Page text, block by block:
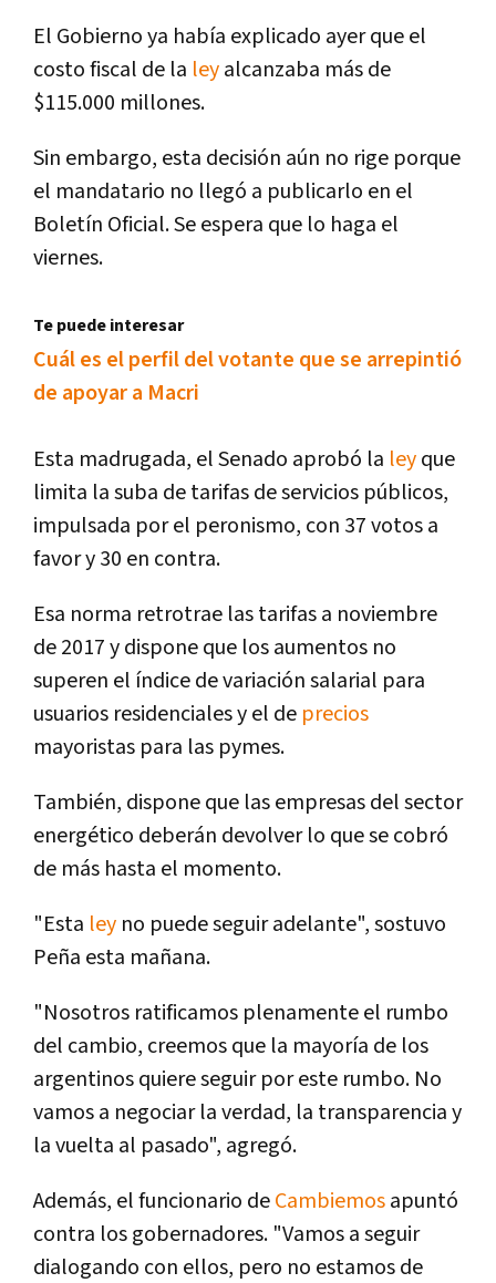
El Gobierno ya habí­a explicado ayer que el
costo fiscal de la leyalcanzaba más de
$115.000 millones.
Sin embargo, esta decisión aún no rige porque
el mandatario no llegó a publicarlo en el
Boletí­n Oficial. Se espera que lo haga el
viernes.
Te puede interesar
Cuál es el perfil del votante que se arrepintió
de apoyar a Macri
Esta madrugada, el Senado aprobó la leyque
limita la suba de tarifas de servicios públicos,
impulsada por el peronismo, con 37 votos a
favor y 30 en contra.
Esa norma retrotrae las tarifas a noviembre
de 2017 y dispone que los aumentos no
superen el í­ndice de variación salarial para
usuarios residenciales y el de precios
mayoristas para las pymes.
También, dispone que las empresas del sector
energético deberán devolver lo que se cobró
de más hasta el momento.
"Esta ley no puede seguir adelante", sostuvo
Peña esta mañana.
"Nosotros ratificamos plenamente el rumbo
del cambio, creemos que la mayorí­a de los
argentinos quiere seguir por este rumbo. No
vamos a negociar la verdad, la transparencia y
la vuelta al pasado", agregó.
Además, el funcionario deCambiemosapuntó
contra los gobernadores. "Vamos a seguir
dialogando con ellos, pero no estamos de